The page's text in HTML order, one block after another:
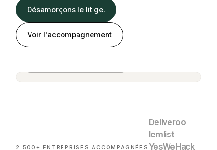
Désamorçons le litige.
Voir l'accompagnement
2 500+ ENTREPRISES ACCOMPAGNÉES
Deliveroo
lemlist
YesWeHack